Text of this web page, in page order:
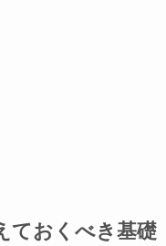
ておくべき基礎